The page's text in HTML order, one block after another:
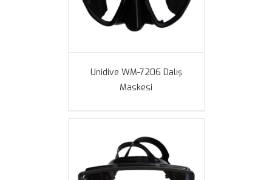
Unidive WM-7206 Dalış
Maskesi